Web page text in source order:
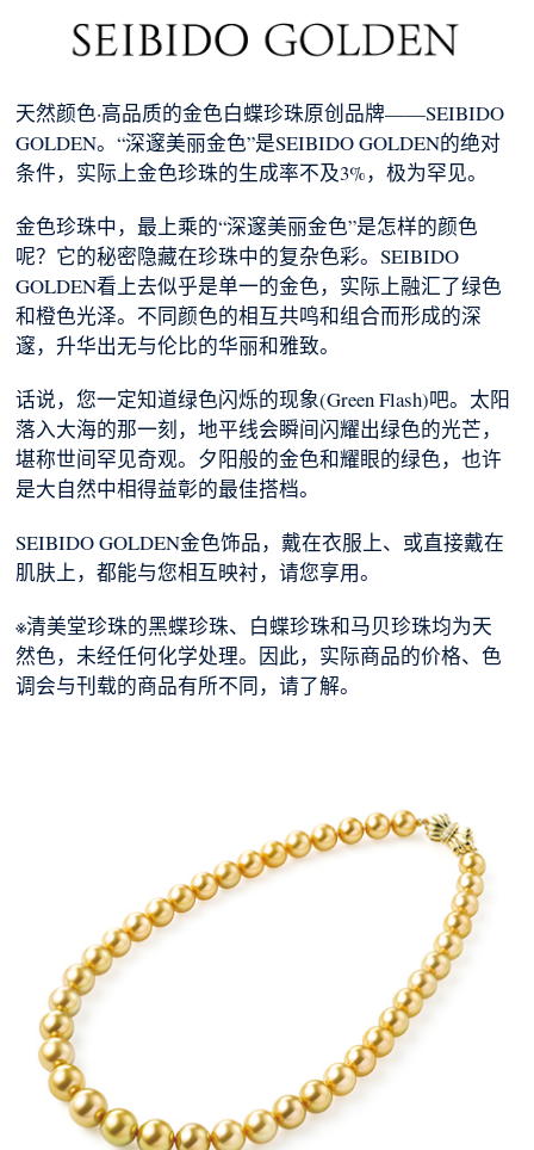
天然颜色·高品质的金色白蝶珍珠原创品牌——SEIBIDO
GOLDEN。“深邃美丽金色”是SEIBIDO GOLDEN的绝对
条件，实际上金色珍珠的生成率不及3%，极为罕见。
金色珍珠中，最上乘的“深邃美丽金色”是怎样的颜色
呢？它的秘密隐藏在珍珠中的复杂色彩。SEIBIDO
GOLDEN看上去似乎是单一的金色，实际上融汇了绿色
和橙色光泽。不同颜色的相互共鸣和组合而形成的深
邃，升华出无与伦比的华丽和雅致。
话说，您一定知道绿色闪烁的现象(Green Flash)吧。太阳
落入大海的那一刻，地平线会瞬间闪耀出绿色的光芒，
堪称世间罕见奇观。夕阳般的金色和耀眼的绿色，也许
是大自然中相得益彰的最佳搭档。
SEIBIDO GOLDEN金色饰品，戴在衣服上、或直接戴在
肌肤上，都能与您相互映衬，请您享用。
※清美堂珍珠的黑蝶珍珠、白蝶珍珠和马贝珍珠均为天
然色，未经任何化学处理。因此，实际商品的价格、色
调会与刊载的商品有所不同，请了解。